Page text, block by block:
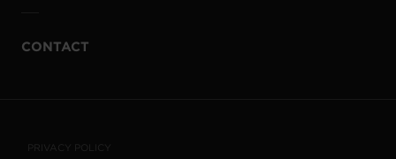
CONTACT
PRIVACY POLICY